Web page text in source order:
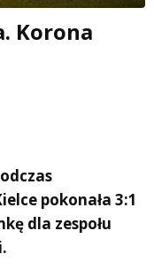
Korona
pokonała 3:1
dla zespołu